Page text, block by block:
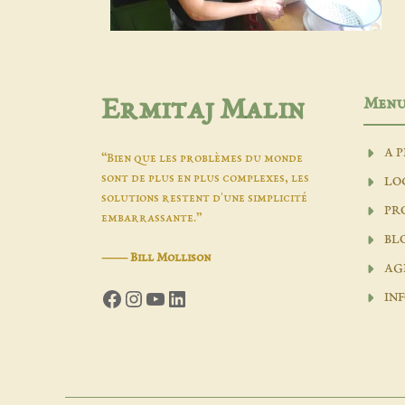
Ermitaj Malin
“Bien que les problèmes du monde
sont de plus en plus complexes, les
solutions restent d'une simplicité
embarrassante.”
―Bill Mollison
Facebook
Instagram
YouTube
LinkedIn
A